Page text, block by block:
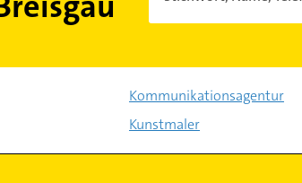
Kommunikationsagentur
Kunstmaler